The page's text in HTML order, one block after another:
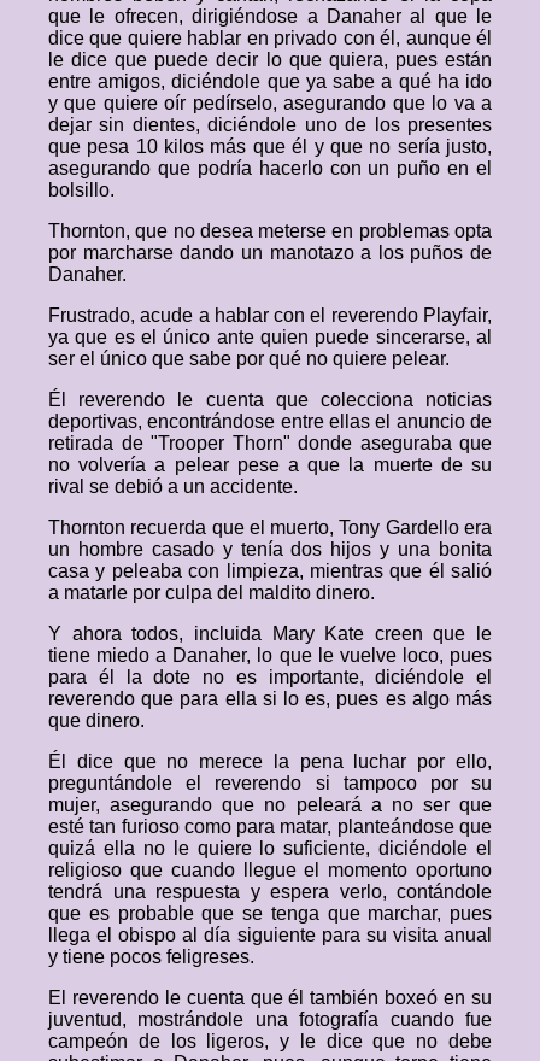
que le ofrecen, dirigiéndose a Danaher al que le
dice que quiere hablar en privado con él, aunque él
le dice que puede decir lo que quiera, pues están
entre amigos, diciéndole que ya sabe a qué ha ido
y que quiere oír pedírselo, asegurando que lo va a
dejar sin dientes, diciéndole uno de los presentes
que pesa 10 kilos más que él y que no sería justo,
asegurando que podría hacerlo con un puño en el
bolsillo.
Thornton, que no desea meterse en problemas opta
por marcharse dando un manotazo a los puños de
Danaher.
Frustrado, acude a hablar con el reverendo Playfair,
ya que es el único ante quien puede sincerarse, al
ser el único que sabe por qué no quiere pelear.
Él reverendo le cuenta que colecciona noticias
deportivas, encontrándose entre ellas el anuncio de
retirada de "Trooper Thorn" donde aseguraba que
no volvería a pelear pese a que la muerte de su
rival se debió a un accidente.
Thornton recuerda que el muerto, Tony Gardello era
un hombre casado y tenía dos hijos y una bonita
casa y peleaba con limpieza, mientras que él salió
a matarle por culpa del maldito dinero.
Y ahora todos, incluida Mary Kate creen que le
tiene miedo a Danaher, lo que le vuelve loco, pues
para él la dote no es importante, diciéndole el
reverendo que para ella si lo es, pues es algo más
que dinero.
Él dice que no merece la pena luchar por ello,
preguntándole el reverendo si tampoco por su
mujer, asegurando que no peleará a no ser que
esté tan furioso como para matar, planteándose que
quizá ella no le quiere lo suficiente, diciéndole el
religioso que cuando llegue el momento oportuno
tendrá una respuesta y espera verlo, contándole
que es probable que se tenga que marchar, pues
llega el obispo al día siguiente para su visita anual
y tiene pocos feligreses.
El reverendo le cuenta que él también boxeó en su
juventud, mostrándole una fotografía cuando fue
campeón de los ligeros, y le dice que no debe